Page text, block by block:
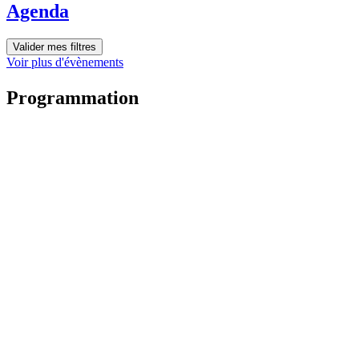
Agenda
Valider mes filtres
Voir plus d'évènements
Programmation